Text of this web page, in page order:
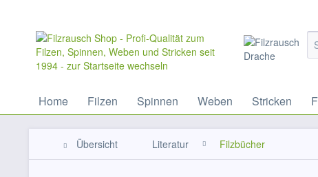
Home Filzen Spinnen Weben Stricken
Übersicht Literatur Filzbücher